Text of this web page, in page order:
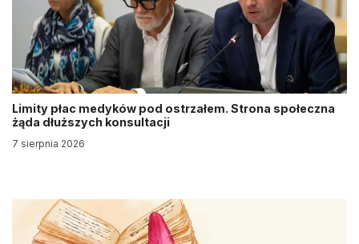
Limity płac medyków pod ostrzałem. Strona społeczna
żąda dłuższych konsultacji
7 sierpnia 2026